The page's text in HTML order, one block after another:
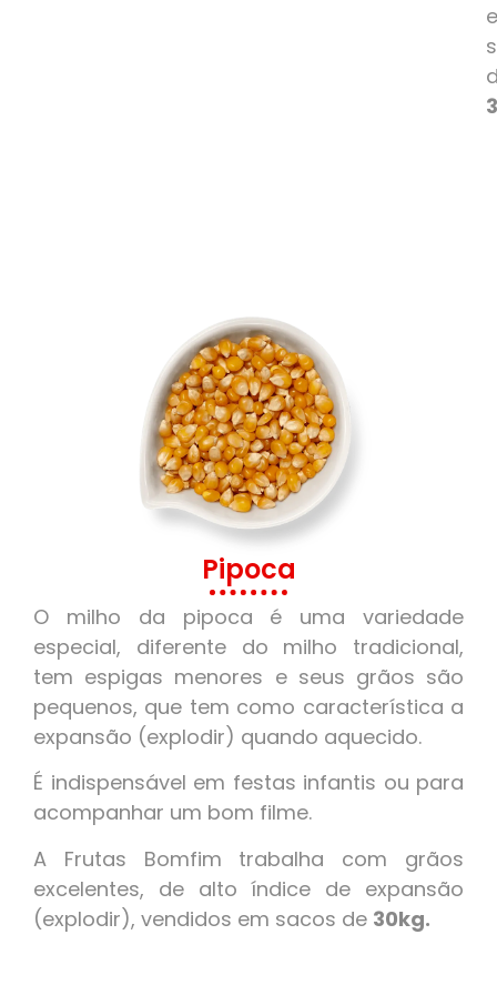
Pipoca
O milho da pipoca é uma variedade
especial, diferente do milho tradicional,
tem espigas menores e seus grãos são
pequenos, que tem como característica a
expansão (explodir) quando aquecido.
É indispensável em festas infantis ou para
acompanhar um bom filme.
A Frutas Bomfim trabalha com grãos
excelentes, de alto índice de expansão
(explodir), vendidos em sacos de 30kg.